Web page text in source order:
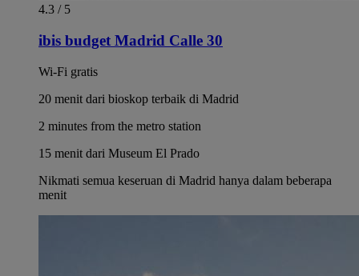
4.3 / 5
ibis budget Madrid Calle 30
Wi-Fi gratis
20 menit dari bioskop terbaik di Madrid
2 minutes from the metro station
15 menit dari Museum El Prado
Nikmati semua keseruan di Madrid hanya dalam beberapa
menit